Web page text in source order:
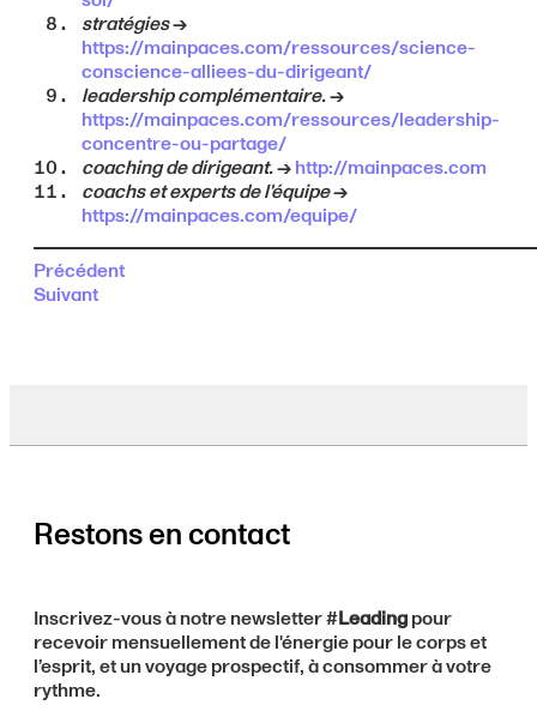
stratégies→
https://mainpaces.com/ressources/science-
conscience-alliees-du-dirigeant/
leadership complémentaire.→
https://mainpaces.com/ressources/leadership-
concentre-ou-partage/
coaching de dirigeant.→http://mainpaces.com
coachs et experts de l'équipe→
https://mainpaces.com/equipe/
Précédent
Suivant
Restons en contact
Inscrivez-vous à notre newsletter #Leadingpour
recevoir mensuellement de l'énergie pour le corps et
l’esprit, et un voyage prospectif, à consommer à votre
rythme.